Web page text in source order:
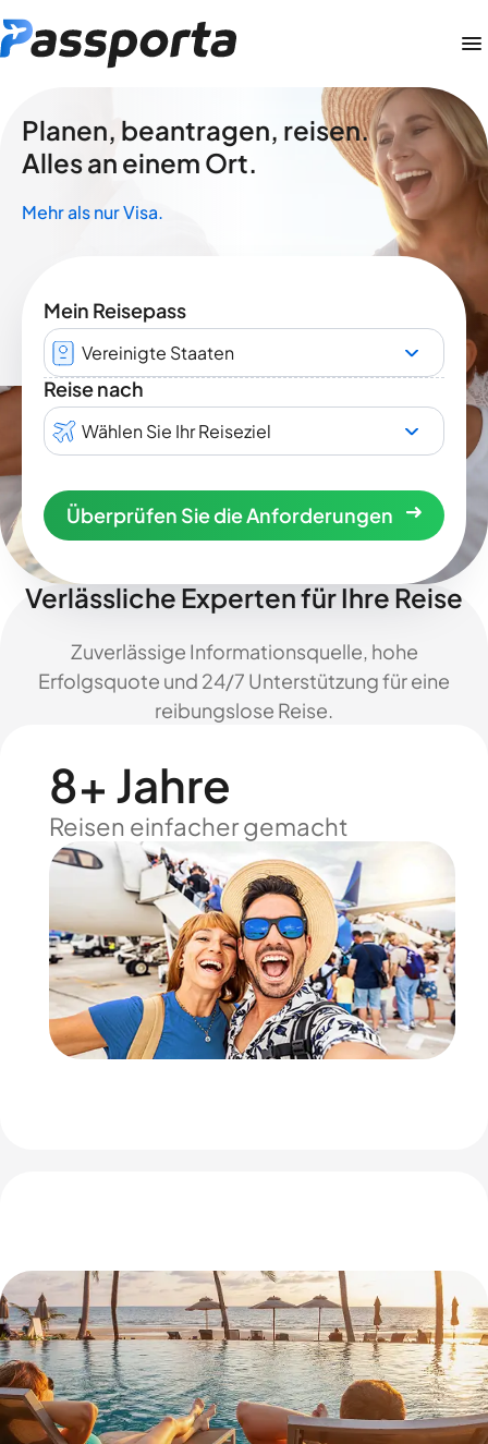
Planen, beantragen, reisen.
Alles an einem Ort.
Mehr als nur Visa.
Mein Reisepass
Vereinigte Staaten
Reise nach
Wählen Sie Ihr Reiseziel
Überprüfen Sie die Anforderungen
Verlässliche Experten für Ihre Reise
Zuverlässige Informationsquelle, hohe
Erfolgsquote und 24/7 Unterstützung für eine
reibungslose Reise.
8+ Jahre
Reisen einfacher gemacht